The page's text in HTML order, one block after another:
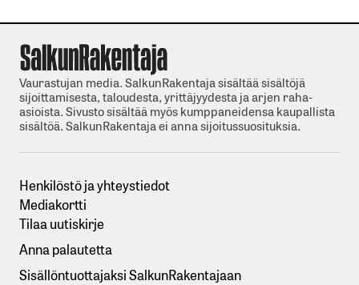
Vaurastujan media. SalkunRakentaja sisältää sisältöjä
sijoittamisesta, taloudesta, yrittäjyydesta ja arjen raha-
asioista. Sivusto sisältää myös kumppaneidensa kaupallista
sisältöä. SalkunRakentaja ei anna sijoitussuosituksia.
Henkilöstö ja yhteystiedot
Mediakortti
Tilaa uutiskirje
Anna palautetta
Sisällöntuottajaksi SalkunRakentajaan